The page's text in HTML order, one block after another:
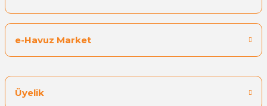
e-Havuz Market
Üyelik